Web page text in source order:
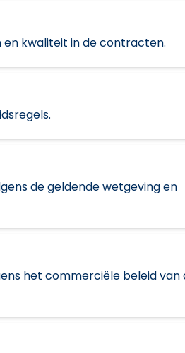
kwaliteit in de contracten.
de geldende wetgeving en
het commerciële beleid van